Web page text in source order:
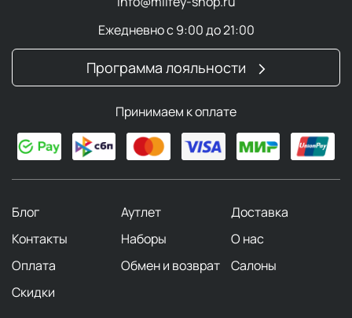
Ежедневно с 9:00 до 21:00
Программа лояльности
Принимаем к оплате
Блог Аутлет
Доставка
Контакты
Наборы
О нас
Оплата
Обмен и возврат
Салоны
Скидки